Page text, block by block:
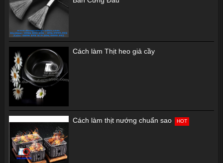
Cách làm Thịt heo giả cầy
Cách làm thịt nướng chuẩn sao HOT